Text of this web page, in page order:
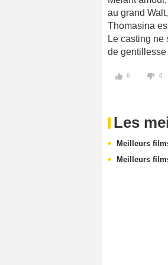
au grand
Thomasina
Le casting ne
de
0 0
Les
Meilleurs
Meilleurs